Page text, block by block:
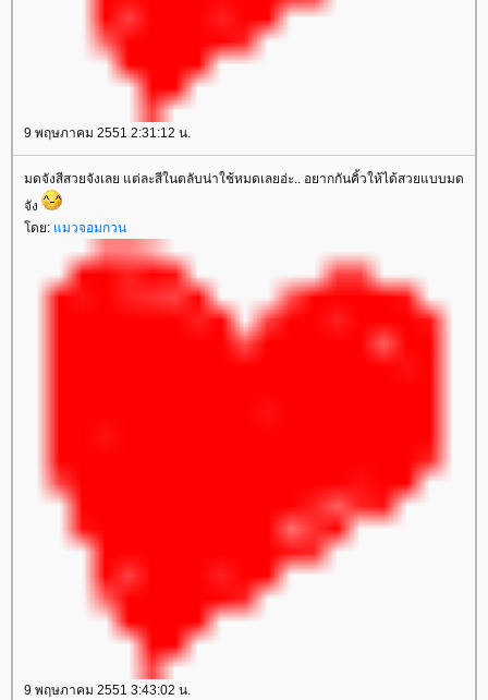
9 พฤษภาคม 2551 2:31:12 น.
มดจังสีสวยจังเลย แต่ละสีในตลับน่าใช้หมดเลยอ่ะ.. อยากกันคิ้วให้ได้สวยแบบมด
จัง
ดย: มวจอมกวน
9 พฤษภาคม 2551 3:43:02 น.